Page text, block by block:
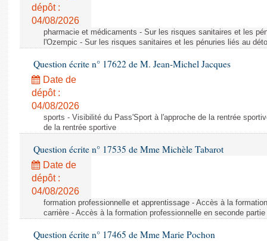
dépôt :
04/08/2026
pharmacie et médicaments - Sur les risques sanitaires et les
l'Ozempic - Sur les risques sanitaires et les pénuries liés au
Question écrite n° 17622 de M. Jean-Michel Jacques
Date de
dépôt :
04/08/2026
sports - Visibilité du Pass'Sport à l'approche de la rentrée
de la rentrée sportive
Question écrite n° 17535 de Mme Michèle Tabarot
Date de
dépôt :
04/08/2026
formation professionnelle et apprentissage - Accès à la
carrière - Accès à la formation professionnelle en seconde partie
Question écrite n° 17465 de Mme Marie Pochon